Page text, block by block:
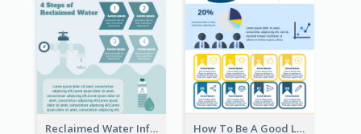
Reclaimed Water Infographic How To Be A Good Leader Infographic